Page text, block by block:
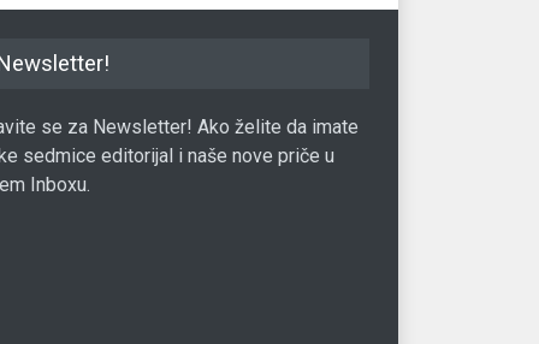
se za Newsletter! Ako želite da imate
sedmice editorijal i naše nove priče u
Inboxu.